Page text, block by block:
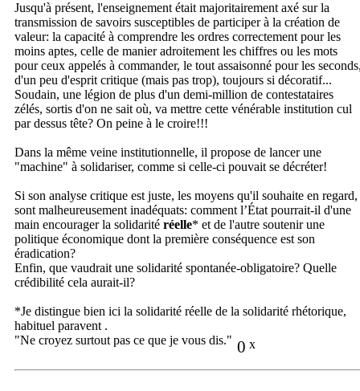
Jusqu'à présent, l'enseignement était majoritairement axé sur la
transmission de savoirs susceptibles de participer à la création de
valeur: la capacité à comprendre les ordres correctement pour les
moins aptes, celle de manier adroitement les chiffres ou les mots
pour ceux appelés à commander, le tout assaisonné pour les
d'un peu d'esprit critique (mais pas trop), toujours si décoratif...
Soudain, une légion de plus d'un demi-million de contestataires
zélés, sortis d'on ne sait où, va mettre cette vénérable institution cul
par dessus tête? On peine à le croire!!!
Dans la même veine institutionnelle, il propose de lancer une
"machine" à solidariser, comme si celle-ci pouvait se décréter!
Si son analyse critique est juste, les moyens qu'il souhaite en regard,
sont malheureusement inadéquats: comment l’État pourrait-il d'une
main encourager la solidarité réelle* et de l'autre soutenir une
politique économique dont la première conséquence est son
éradication?
Enfin, que vaudrait une solidarité spontanée-obligatoire? Quelle
crédibilité cela aurait-il?
*Je distingue bien ici la solidarité réelle de la solidarité rhétorique,
habituel paravent .
0 x
"Ne croyez surtout pas ce que je vous dis."